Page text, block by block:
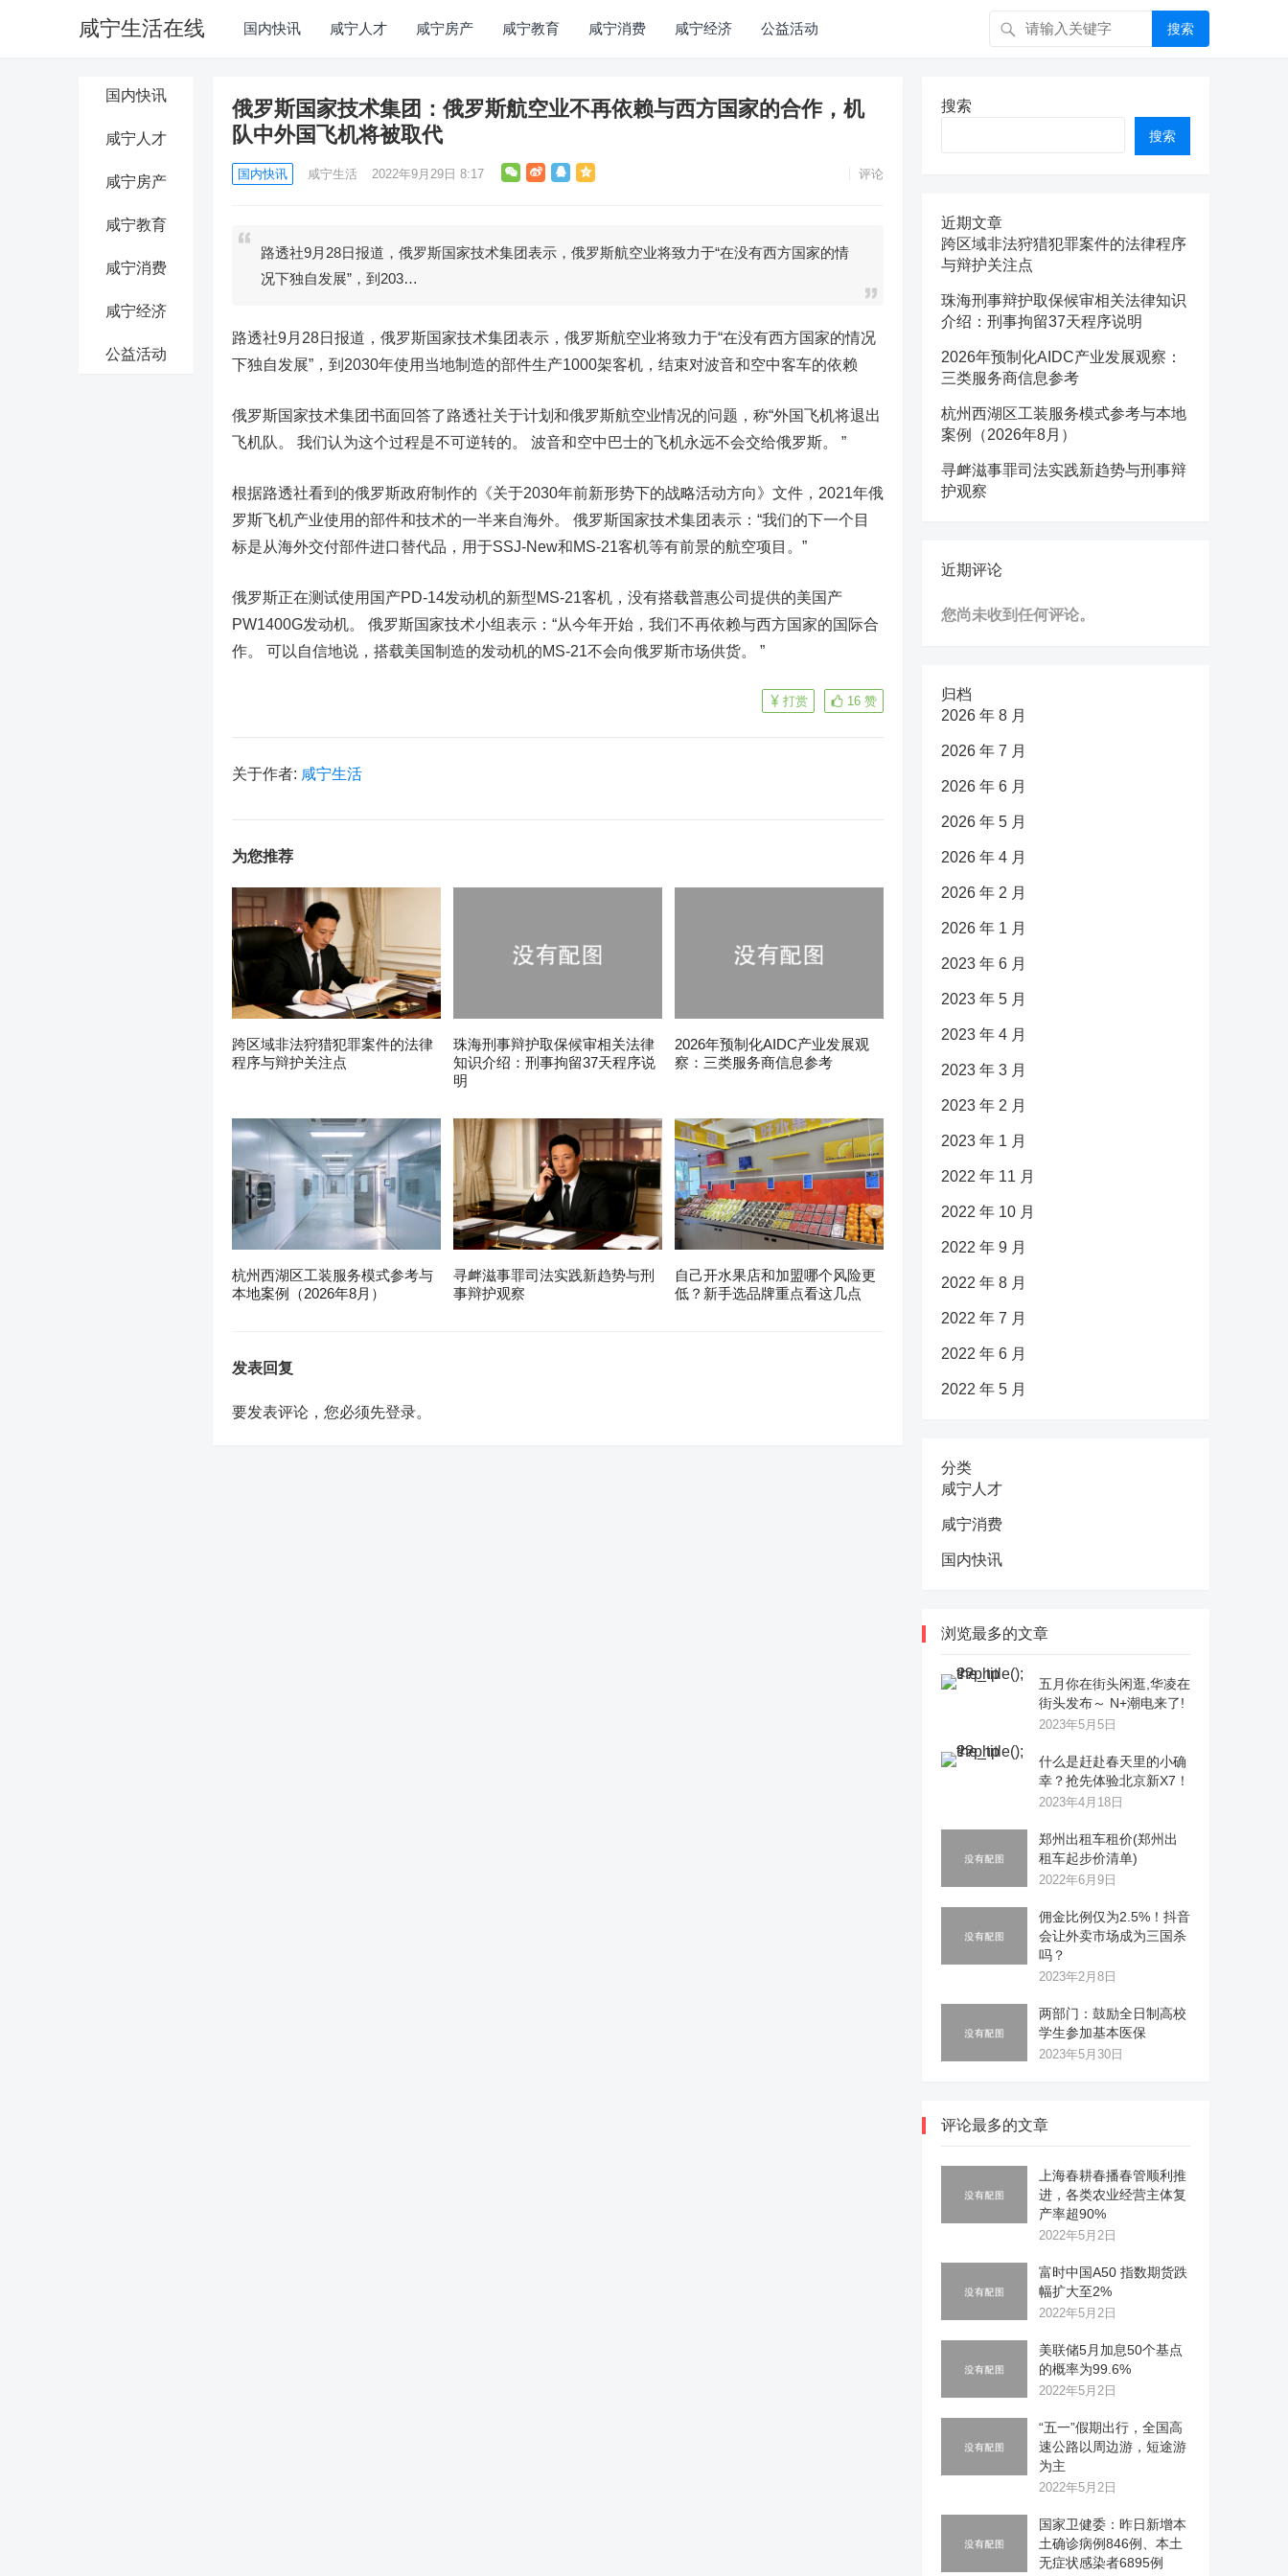
咸宁生活在线 国内快讯 咸宁人才 咸宁房产 咸宁教育 咸宁消费 咸宁经济 公益活动 搜索
国内快讯
咸宁人才
咸宁房产
咸宁教育
咸宁消费
咸宁经济
公益活动
俄罗斯国家技术集团：俄罗斯航空业不再依赖与西方国家的合作，机
队中外国飞机将被取代
国内快讯 咸宁生活 2022年9月29日 8:17 评论
路透社9月28日报道，俄罗斯国家技术集团表示，俄罗斯航空业将致力于“在没有西方国家的情
况下独自发展”，到203…
路透社9月28日报道，俄罗斯国家技术集团表示，俄罗斯航空业将致力于“在没有西方国家的情况
下独自发展”，到2030年使用当地制造的部件生产1000架客机，结束对波音和空中客车的依赖
俄罗斯国家技术集团书面回答了路透社关于计划和俄罗斯航空业情况的问题，称“外国飞机将退出
飞机队。 我们认为这个过程是不可逆转的。 波音和空中巴士的飞机永远不会交给俄罗斯。 ”
根据路透社看到的俄罗斯政府制作的《关于2030年前新形势下的战略活动方向》文件，2021年俄
罗斯飞机产业使用的部件和技术的一半来自海外。 俄罗斯国家技术集团表示：“我们的下一个目
标是从海外交付部件进口替代品，用于SSJ-New和MS-21客机等有前景的航空项目。”
俄罗斯正在测试使用国产PD-14发动机的新型MS-21客机，没有搭载普惠公司提供的美国产
PW1400G发动机。 俄罗斯国家技术小组表示：“从今年开始，我们不再依赖与西方国家的国际合
作。 可以自信地说，搭载美国制造的发动机的MS-21不会向俄罗斯市场供货。 ”
16 赞
打赏
关于作者: 咸宁生活
为您推荐
跨区域非法狩猎犯罪案件的法律
程序与辩护关注点
珠海刑事辩护取保候审相关法律
知识介绍：刑事拘留37天程序说
明
2026年预制化AIDC产业发展观
察：三类服务商信息参考
杭州西湖区工装服务模式参考与
本地案例（2026年8月）
寻衅滋事罪司法实践新趋势与刑
事辩护观察
自己开水果店和加盟哪个风险更
低？新手选品牌重点看这几点
发表回复
要发表评论，您必须先登录。
搜索
搜索
近期文章
跨区域非法狩猎犯罪案件的法律程序
与辩护关注点
珠海刑事辩护取保候审相关法律知识
介绍：刑事拘留37天程序说明
2026年预制化AIDC产业发展观察：
三类服务商信息参考
杭州西湖区工装服务模式参考与本地
案例（2026年8月）
寻衅滋事罪司法实践新趋势与刑事辩
护观察
近期评论
您尚未收到任何评论。
归档
2026 年 8 月
2026 年 7 月
2026 年 6 月
2026 年 5 月
2026 年 4 月
2026 年 2 月
2026 年 1 月
2023 年 6 月
2023 年 5 月
2023 年 4 月
2023 年 3 月
2023 年 2 月
2023 年 1 月
2022 年 11 月
2022 年 10 月
2022 年 9 月
2022 年 8 月
2022 年 7 月
2022 年 6 月
2022 年 5 月
分类
咸宁人才
咸宁消费
国内快讯
浏览最多的文章
五月你在街头闲逛,华凌在
街头发布～ N+潮电来了!
2023年5月5日
什么是赶赴春天里的小确
幸？抢先体验北京新X7！
2023年4月18日
郑州出租车租价(郑州出
租车起步价清单)
2022年6月9日
佣金比例仅为2.5%！抖音
会让外卖市场成为三国杀
吗？
2023年2月8日
两部门：鼓励全日制高校
学生参加基本医保
2023年5月30日
评论最多的文章
上海春耕春播春管顺利推
进，各类农业经营主体复
产率超90%
2022年5月2日
富时中国A50 指数期货跌
幅扩大至2%
2022年5月2日
美联储5月加息50个基点
的概率为99.6%
2022年5月2日
“五一”假期出行，全国高
速公路以周边游，短途游
为主
2022年5月2日
国家卫健委：昨日新增本
土确诊病例846例、本土
无症状感染者6895例